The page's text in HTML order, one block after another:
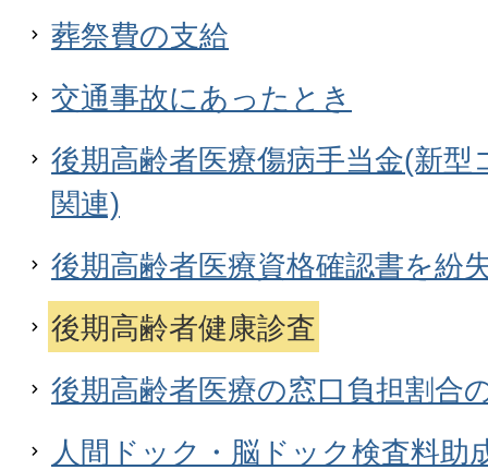
葬祭費の支給
交通事故にあったとき
後期高齢者医療傷病手当金(新
関連)
後期高齢者医療資格確認書を紛
後期高齢者健康診査
後期高齢者医療の窓口負担割合
人間ドック・脳ドック検査料助